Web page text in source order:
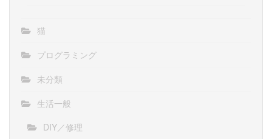
猫
プログラミング
未分類
生活一般
DIY／修理